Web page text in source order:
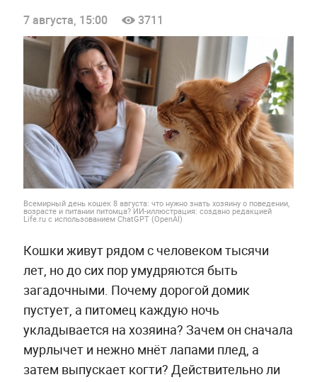
7 августа, 15:00
3711
Всемирный день кошек 8 августа: что нужно знать хозяину о поведении,
возрасте и питании питомца? ИИ-иллюстрация: создано редакцией
Life.ru с использованием ChatGPT (OpenAI)
Кошки живут рядом с человеком тысячи
лет, но до сих пор умудряются быть
загадочными. Почему дорогой домик
пустует, а питомец каждую ночь
укладывается на хозяина? Зачем он сначала
мурлычет и нежно мнёт лапами плед, а
затем выпускает когти? Действительно ли